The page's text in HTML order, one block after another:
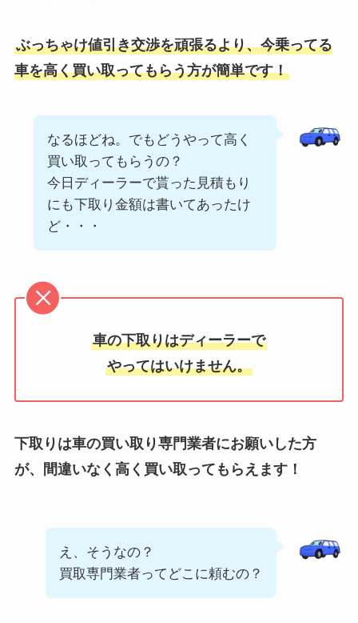
ぶっちゃけ値引き交渉を頑張るより、今乗ってる
車を高く買い取ってもらう方が簡単です！
なるほどね。でもどうやって高く
買い取ってもらうの？
今日ディーラーで貰った見積もり
にも下取り金額は書いてあったけ
ど・・・
車の下取りはディーラーで
やってはいけません。
下取りは車の買い取り専門業者にお願いした方
が、間違いなく高く買い取ってもらえます！
え、そうなの？
買取専門業者ってどこに頼むの？